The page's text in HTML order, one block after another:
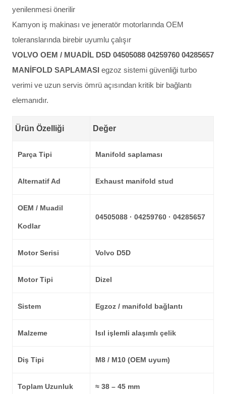
yenilenmesi önerilir
Kamyon iş makinası ve jeneratör motorlarında OEM
toleranslarında birebir uyumlu çalışır
VOLVO OEM / MUADİL D5D 04505088 04259760 04285657
MANİFOLD SAPLAMASI egzoz sistemi güvenliği turbo
verimi ve uzun servis ömrü açısından kritik bir bağlantı
elemanıdır.
Ürün Özelliği Değer
Parça Tipi Manifold saplaması
Alternatif Ad Exhaust manifold stud
OEM / Muadil
Kodlar
04505088 · 04259760 · 04285657
Motor Serisi Volvo D5D
Motor Tipi Dizel
Sistem Egzoz / manifold bağlantı
Malzeme Isıl işlemli alaşımlı çelik
Diş Tipi M8 / M10 (OEM uyum)
Toplam Uzunluk ≈ 38 – 45 mm